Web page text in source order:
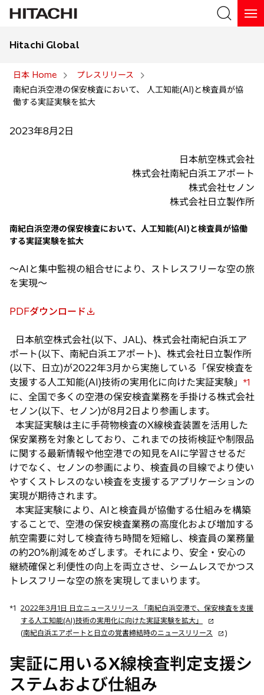
検索
Hitachi Global
日本 Home
プレスリリース
南紀白浜空港の保安検査において、 人工知能(AI)と検査員が協
働する実証実験を拡大
2023年8月2日
日本航空株式会社
株式会社南紀白浜エアポート
株式会社セノン
株式会社日立製作所
南紀白浜空港の保安検査において、人工知能(AI)と検査員が協働
する実証実験を拡大
〜AIと集中監視の組合せにより、ストレスフリーな空の旅
を実現〜
PDFダウンロード
新
い
タ
ブ
で
開
く
日本航空株式会社(以下、JAL)、株式会社南紀白浜エア
ポート(以下、南紀白浜エアポート)、株式会社日立製作所
(以下、日立)が2022年3月から実施している「保安検査を
支援する人工知能(AI)技術の実用化に向けた実証実験」
*1
に、全国で多くの空港の保安検査業務を手掛ける株式会社
セノン(以下、セノン)が8月2日より参画します。
本実証実験は主に手荷物検査のX線検査装置を活用した
保安業務を対象としており、これまでの技術検証や制限品
に関する最新情報や他空港での知見をAIに学習させるだ
けでなく、セノンの参画により、検査員の目線でより使い
やすくストレスのない検査を支援するアプリケーションの
実現が期待されます。
本実証実験により、AIと検査員が協働する仕組みを構築
することで、空港の保安検査業務の高度化および増加する
航空需要に対して検査待ち時間を短縮し、検査員の業務量
の約20%削減をめざします。それにより、安全・安心の
継続確保と利便性の向上を両立させ、シームレスでかつス
トレスフリーな空の旅を実現してまいります。
*1 2022年3月1日 日立ニュースリリース 「南紀白浜空港で、保安検査を支援
する人工知能(AI)技術の実用化に向けた実証実験を拡大」
新
し
タ
ブ
(南紀白浜エアポートと日立の覚書締結時のニュースリリース 新
い
タ
)
実証に用いるX線検査判定支援シ
ステムおよび仕組み